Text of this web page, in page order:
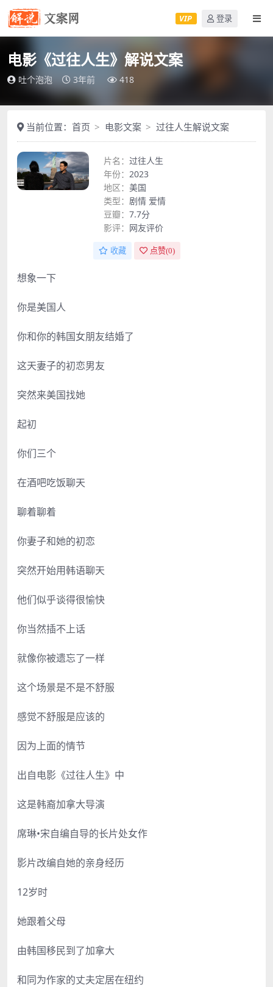
VIP 登录
电影《过往人生》解说文案
吐个泡泡 3年前 418
当前位置： 首页 电影文案 过往人生解说文案
片名： 过往人生
年份： 2023
地区： 美国
类型： 剧情 爱情
豆瓣： 7.7分
影评： 网友评价
收藏 点赞(0)
想象一下
你是美国人
你和你的韩国女朋友结婚了
这天妻子的初恋男友
突然来美国找她
起初
你们三个
在酒吧吃饭聊天
聊着聊着
你妻子和她的初恋
突然开始用韩语聊天
他们似乎谈得很愉快
你当然插不上话
就像你被遗忘了一样
这个场景是不是不舒服
感觉不舒服是应该的
因为上面的情节
出自电影《过往人生》中
这是韩裔加拿大导演
席琳•宋自编自导的长片处女作
影片改编自她的亲身经历
12岁时
她跟着父母
由韩国移民到了加拿大
和同为作家的丈夫定居在纽约